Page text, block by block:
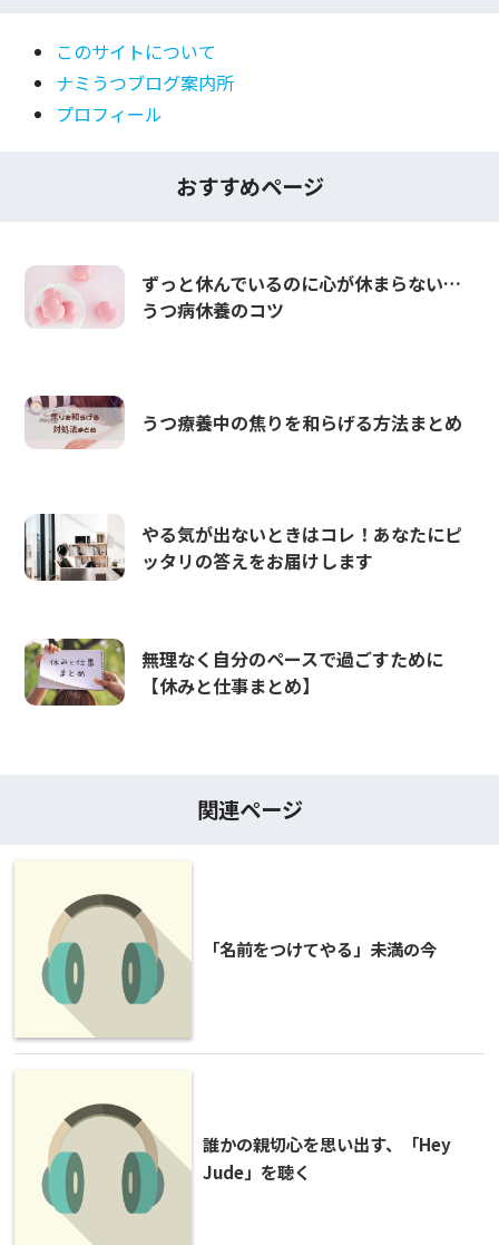
このサイトについて
ナミうつブログ案内所
プロフィール
おすすめページ
ずっと休んでいるのに心が休まらない…
うつ病休養のコツ
うつ療養中の焦りを和らげる方法まとめ
やる気が出ないときはコレ！あなたにピ
ッタリの答えをお届けします
無理なく自分のペースで過ごすために
【休みと仕事まとめ】
関連ページ
「名前をつけてやる」未満の今
誰かの親切心を思い出す、「Hey
Jude」を聴く